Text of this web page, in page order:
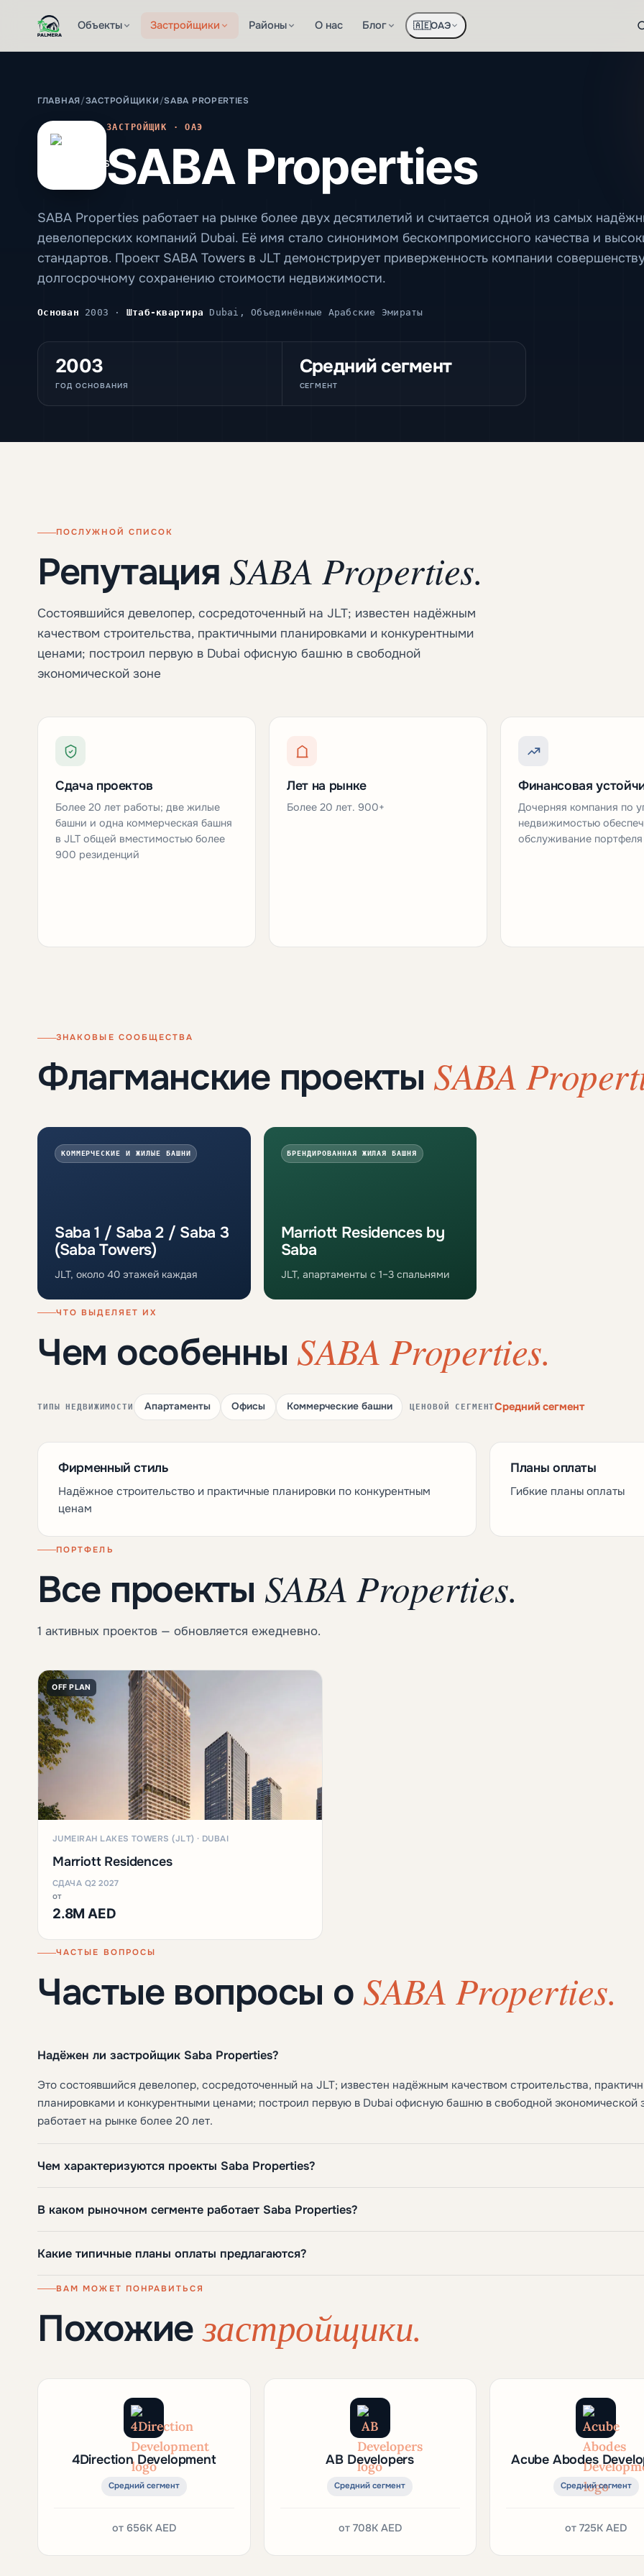
Объекты Застройщики Районы О нас Блог 🇦🇪ОАЭ
ГЛАВНАЯ/ЗАСТРОЙЩИКИ /SABA PROPERTIES
ЗАСТРОЙЩИК · ОАЭ
SABA Properties
SABA Properties работает на рынке более двух десятилетий и считается одной из самых
девелоперских компаний Dubai. Её имя стало синонимом бескомпромиссного качества и
стандартов. Проект SABA Towers в JLT демонстрирует приверженность компании
долгосрочному сохранению стоимости недвижимости.
Основан 2003 · Штаб-квартира Dubai, Объединённые Арабские Эмираты
2003
ГОД ОСНОВАНИЯ
Средний сегмент
СЕГМЕНТ
ПОСЛУЖНОЙ СПИСОК
Репутация SABA Properties.
Состоявшийся девелопер, сосредоточенный на JLT; известен надёжным
качеством строительства, практичными планировками и конкурентными
ценами; построил первую в Dubai офисную башню в свободной
экономической зоне
Сдача проектов
Более 20 лет работы; две жилые
башни и одна коммерческая башня
в JLT общей вместимостью более
900 резиденций
Лет на рынке
Более 20 лет. 900+
Финансовая
Дочерняя компания по
недвижимостью
обслуживание портфеля
ЗНАКОВЫЕ СООБЩЕСТВА
Флагманские проекты SABA
КОММЕРЧЕСКИЕ И ЖИЛЫЕ БАШНИ
Saba 1 / Saba 2 / Saba 3
(Saba Towers)
JLT, около 40 этажей каждая
БРЕНДИРОВАННАЯ ЖИЛАЯ БАШНЯ
Marriott Residences by
Saba
JLT, апартаменты с 1–3 спальнями
ЧТО ВЫДЕЛЯЕТ ИХ
Чем особенны SABA Properties.
ТИПЫ НЕДВИЖИМОСТИ Апартаменты Офисы Коммерческие башни ЦЕНОВОЙ СЕГМЕНТСредний сегмент
Фирменный стиль
Надёжное строительство и практичные планировки по конкурентным
ценам
Планы оплаты
Гибкие планы оплаты
ПОРТФЕЛЬ
Все проекты SABA Properties.
1 активных проектов — обновляется ежедневно.
OFF PLAN
JUMEIRAH LAKES TOWERS (JLT) · DUBAI
Marriott Residences
СДАЧА Q2 2027
от
2.8M AED
ЧАСТЫЕ ВОПРОСЫ
Частые вопросы о SABA Properties.
Надёжен ли застройщик Saba Properties?
Это состоявшийся девелопер, сосредоточенный на JLT; известен надёжным качеством строительства,
планировками и конкурентными ценами; построил первую в Dubai офисную башню в свободной экономической
работает на рынке более 20 лет.
Чем характеризуются проекты Saba Properties?
В каком рыночном сегменте работает Saba Properties?
Какие типичные планы оплаты предлагаются?
ВАМ МОЖЕТ ПОНРАВИТЬСЯ
Похожиезастройщики.
4Direction Development
Средний сегмент
от 656K AED
AB Developers
Средний сегмент
от 708K AED
Acube Abodes
Средний сегмент
от725K AED